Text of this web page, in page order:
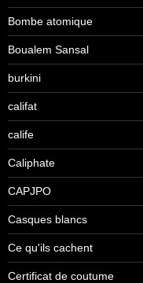
Bombe atomique
Boualem Sansal
burkini
califat
calife
Caliphate
CAPJPO
Casques blancs
Ce qu'ils cachent
Certificat de coutume